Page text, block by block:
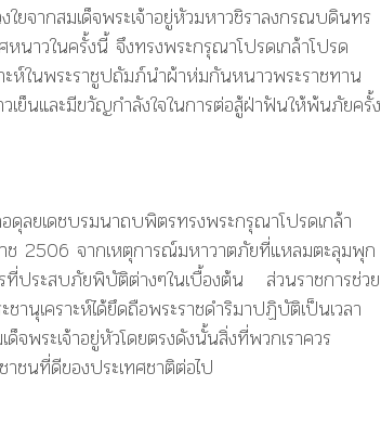
ยจากสมเด็จพระเจ้าอยู่หัวมหาวชิราลงกรณบดินทร
นาวในครั้งนี้ จึงทรงพระกรุณาโปรดเกล้าโปรด
ห์ในพระราชูปถัมภ์นำผ้าห่มกันหนาวพระราชทาน
ย็นและมีขวัญกำลังใจในการต่อสู้ฝ่าฟันให้พ้นภัยครั้ง
ลยเดชบรมนาถบพิตรทรงพระกรุณาโปรดเกล้า
2506 จากเหตุการณ์มหาวาตภัยที่แหลมตะลุมพุก
ที่ประสบภัยพิบัติต่างๆในเบื้องต้น ส่วนราชการช่วย
นุเคราะห์ได้ยึดถือพระราชดำริมาปฏิบัติเป็นเวลา
พระเจ้าอยู่หัวโดยตรงดังนั้นสิ่งที่พวกเราควร
ชนที่ดีของประเทศชาติต่อไป